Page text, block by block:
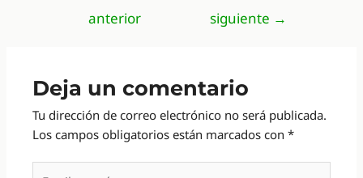
entradasanterior
siguiente →
Deja un comentario
Tu dirección de correo electrónico no será publicada.
Los campos obligatorios están marcados con*